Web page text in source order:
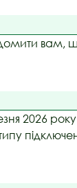
вам,
2026